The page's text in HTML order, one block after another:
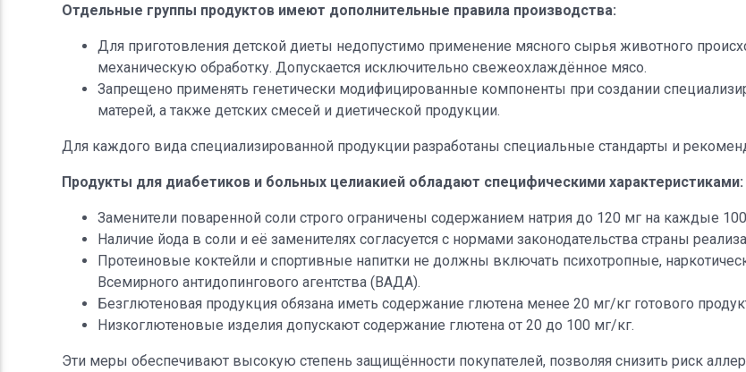
Отдельные группы продуктов имеют дополнительные правила производства:
Для приготовления детской диеты недопустимо применение мясного сырья животного
механическую обработку. Допускается исключительно свежеохлаждённое мясо.
Запрещено применять генетически модифицированные компоненты при создании
матерей, а также детских смесей и диетической продукции.
Для каждого вида специализированной продукции разработаны специальные стандарты и
Продукты для диабетиков и больных целиакией обладают специфическими характеристиками:
Заменители поваренной соли строго ограничены содержанием натрия до 120 мг на каждые
Наличие йода в соли и её заменителях согласуется с нормами законодательства страны
Протеиновые коктейли и спортивные напитки не должны включать психотропные,
Всемирного антидопингового агентства (ВАДА).
Безглютеновая продукция обязана иметь содержание глютена менее 20 мг/кг готового
Низкоглютеновые изделия допускают содержание глютена от 20 до 100 мг/кг.
Эти меры обеспечивают высокую степень защищённости покупателей, позволяя снизить риск